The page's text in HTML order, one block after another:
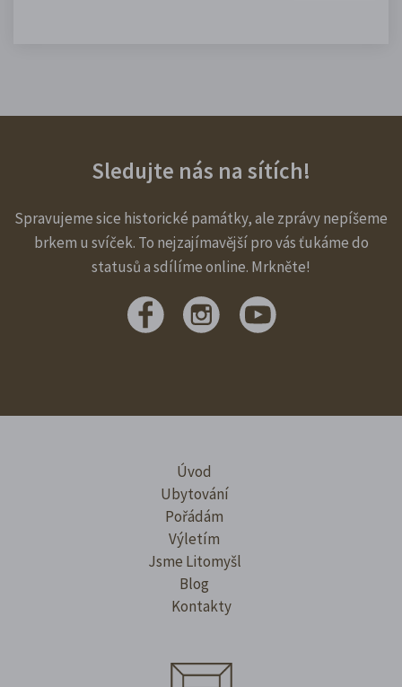
Sledujte nás na sítích!
Spravujeme sice historické památky, ale zprávy nepíšeme
brkem u svíček. To nejzajímavější pro vás ťukáme do
statusů a sdílíme online. Mrkněte!
Úvod
Ubytování
Pořádám
Výletím
Jsme Litomyšl
Blog
Kontakty